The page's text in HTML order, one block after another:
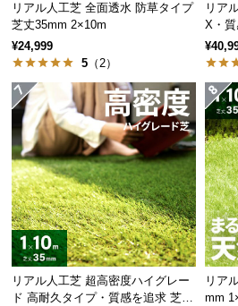
会
員
規
に
つ
い
て
お
客
様
サ
リアル人工芝 全面透水 防草タイプ
芝丈35mm 2×10m
¥24,999
5 （2）
リア
X・
×10m
リアル人工芝 超高密度ハイグレー
ド 高耐久タイプ・質感を追求 芝丈
リア
mm